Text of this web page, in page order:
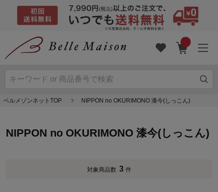
ベルメゾンネットTOP NIPPON no OKURIMONO 漆今(しっこん)
NIPPON no OKURIMONO 漆今(しっこん)
対象商品数 3 件